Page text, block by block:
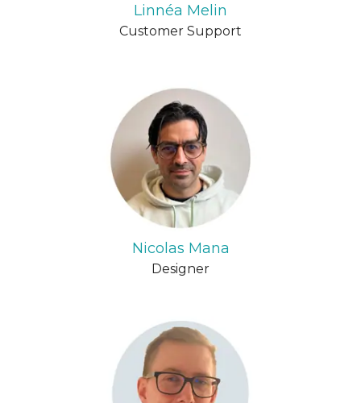
Linnéa Melin
Customer Support
Nicolas Mana
Designer